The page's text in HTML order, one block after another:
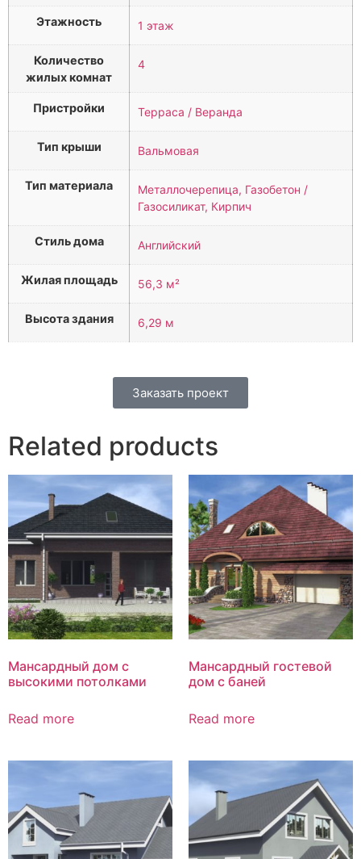
Этажность 1 этаж
Количество
жилых комнат
4
Пристройки Терраса / Веранда
Тип крыши Вальмовая
Тип материала
Металлочерепица, Газобетон /
Газосиликат, Кирпич
Стиль дома Английский
Жилая площадь 56,3 м²
Высота здания 6,29 м
Заказать проект
Related products
Мансардный дом с
высокими потолками
Read more
Мансардный гостевой
дом с баней
Read more